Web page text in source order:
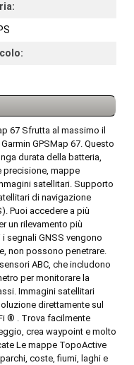
67 Sfrutta al massimo il
GPSMap 67. Questo
durata della batteria,
precisione, mappe
satellitari. Supporto
di navigazione
Puoi accedere a più
un rilevamento più
segnali GNSS vengono
non possono penetrare.
ABC, che includono
per monitorare la
Immagini satellitari
direttamente sul
® . Trova facilmente
crea waypoint e molto
Le mappe TopoActive
coste, fiumi, laghi e